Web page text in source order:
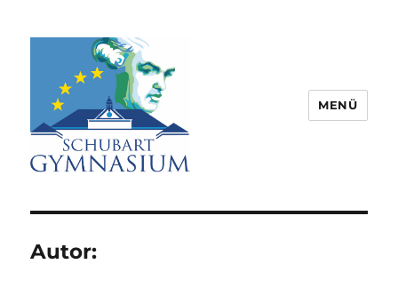
Rombacherstr. 30 | 73430 Aalen
MENÜ
Autor: